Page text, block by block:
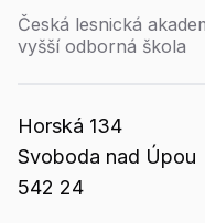
Česká lesnická
vyšší odborná škola
Horská 134
Svoboda nad Úpou
542 24